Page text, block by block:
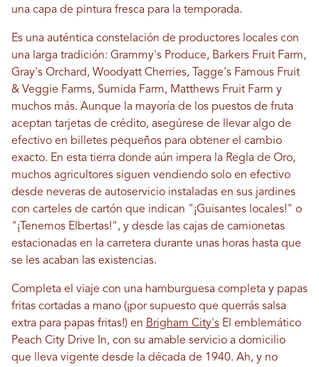
una capa de pintura fresca para la temporada.
Es una auténtica constelación de productores locales con
una larga tradición: Grammy's Produce, Barkers Fruit Farm,
Gray's Orchard, Woodyatt Cherries, Tagge's Famous Fruit
& Veggie Farms, Sumida Farm, Matthews Fruit Farm y
muchos más. Aunque la mayoría de los puestos de fruta
aceptan tarjetas de crédito, asegúrese de llevar algo de
efectivo en billetes pequeños para obtener el cambio
exacto. En esta tierra donde aún impera la Regla de Oro,
muchos agricultores siguen vendiendo solo en efectivo
desde neveras de autoservicio instaladas en sus jardines
con carteles de cartón que indican "¡Guisantes locales!" o
"¡Tenemos Elbertas!", y desde las cajas de camionetas
estacionadas en la carretera durante unas horas hasta que
se les acaban las existencias.
Completa el viaje con una hamburguesa completa y papas
fritas cortadas a mano (¡por supuesto que querrás salsa
extra para papas fritas!) en Brigham City's El emblemático
Peach City Drive In, con su amable servicio a domicilio
que lleva vigente desde la década de 1940. Ah, y no